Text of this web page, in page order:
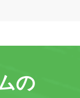
の